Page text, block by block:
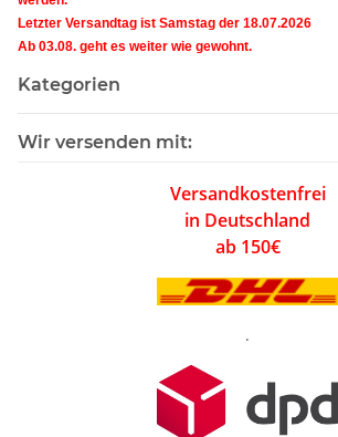
Letzter Versandtag ist Samstag der 18.07.2026
Ab 03.08. geht es weiter wie gewohnt.
Kategorien
Wir versenden mit:
Versandkostenfrei
in Deutschland
ab 150€
.